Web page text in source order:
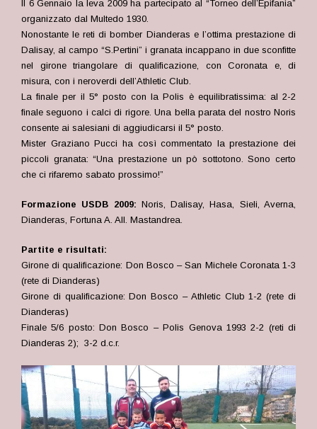
Il 6 Gennaio la leva 2009 ha partecipato al “Torneo dell’Epifania”
organizzato dal Multedo 1930.
Nonostante le reti di bomber Dianderas e l’ottima prestazione di
Dalisay, al campo “S.Pertini” i granata incappano in due sconfitte
nel girone triangolare di qualificazione, con Coronata e, di
misura, con i neroverdi dell’Athletic Club.
La finale per il 5° posto con la Polis è equilibratissima: al 2-2
finale seguono i calci di rigore. Una bella parata del nostro Noris
consente ai salesiani di aggiudicarsi il 5° posto.
Mister Graziano Pucci ha così commentato la prestazione dei
piccoli granata: “Una prestazione un pò sottotono. Sono certo
che ci rifaremo sabato prossimo!”
Formazione USDB 2009: Noris, Dalisay, Hasa, Sieli, Averna,
Dianderas, Fortuna A. All. Mastandrea.
Partite e risultati:
Girone di qualificazione: Don Bosco – San Michele Coronata 1-3
(rete di Dianderas)
Girone di qualificazione: Don Bosco – Athletic Club 1-2 (rete di
Dianderas)
Finale 5/6 posto: Don Bosco – Polis Genova 1993 2-2 (reti di
Dianderas 2); 3-2 d.c.r.